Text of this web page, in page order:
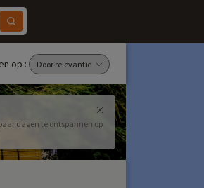
op :
dagen te ontspannen op